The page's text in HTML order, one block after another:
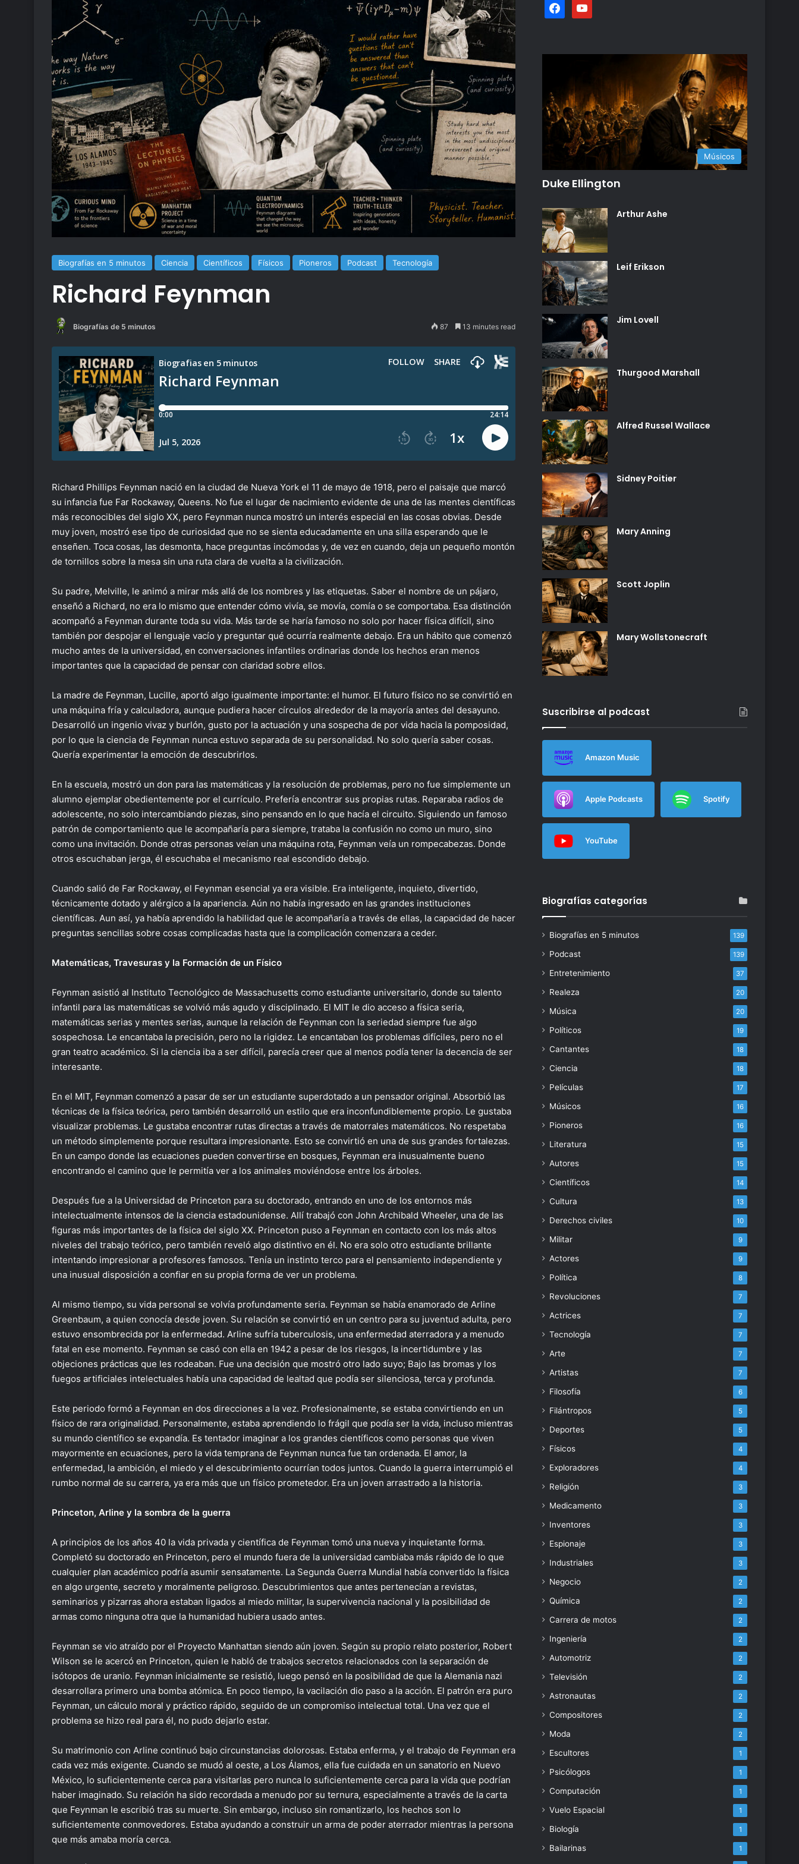
Biografías en 5 minutos Ciencia Científicos Físicos Pioneros Podcast Tecnología
Richard Feynman
Biografías de 5 minutos 87 13 minutes read
Richard Phillips Feynman nació en la ciudad de Nueva York el 11 de mayo de 1918, pero el paisaje que marcó
su infancia fue Far Rockaway, Queens. No fue el lugar de nacimiento evidente de una de las mentes científicas
más reconocibles del siglo XX, pero Feynman nunca mostró un interés especial en las cosas obvias. Desde
muy joven, mostró ese tipo de curiosidad que no se sienta educadamente en una silla esperando que le
enseñen. Toca cosas, las desmonta, hace preguntas incómodas y, de vez en cuando, deja un pequeño montón
de tornillos sobre la mesa sin una ruta clara de vuelta a la civilización.
Su padre, Melville, le animó a mirar más allá de los nombres y las etiquetas. Saber el nombre de un pájaro,
enseñó a Richard, no era lo mismo que entender cómo vivía, se movía, comía o se comportaba. Esa distinción
acompañó a Feynman durante toda su vida. Más tarde se haría famoso no solo por hacer física difícil, sino
también por despojar el lenguaje vacío y preguntar qué ocurría realmente debajo. Era un hábito que comenzó
mucho antes de la universidad, en conversaciones infantiles ordinarias donde los hechos eran menos
importantes que la capacidad de pensar con claridad sobre ellos.
La madre de Feynman, Lucille, aportó algo igualmente importante: el humor. El futuro físico no se convirtió en
una máquina fría y calculadora, aunque pudiera hacer círculos alrededor de la mayoría antes del desayuno.
Desarrolló un ingenio vivaz y burlón, gusto por la actuación y una sospecha de por vida hacia la pomposidad,
por lo que la ciencia de Feynman nunca estuvo separada de su personalidad. No solo quería saber cosas.
Quería experimentar la emoción de descubrirlos.
En la escuela, mostró un don para las matemáticas y la resolución de problemas, pero no fue simplemente un
alumno ejemplar obedientemente por el currículo. Prefería encontrar sus propias rutas. Reparaba radios de
adolescente, no solo intercambiando piezas, sino pensando en lo que hacía el circuito. Siguiendo un famoso
patrón de comportamiento que le acompañaría para siempre, trataba la confusión no como un muro, sino
como una invitación. Donde otras personas veían una máquina rota, Feynman veía un rompecabezas. Donde
otros escuchaban jerga, él escuchaba el mecanismo real escondido debajo.
Cuando salió de Far Rockaway, el Feynman esencial ya era visible. Era inteligente, inquieto, divertido,
técnicamente dotado y alérgico a la apariencia. Aún no había ingresado en las grandes instituciones
científicas. Aun así, ya había aprendido la habilidad que le acompañaría a través de ellas, la capacidad de hacer
preguntas sencillas sobre cosas complicadas hasta que la complicación comenzara a ceder.
Matemáticas, Travesuras y la Formación de un Físico
Feynman asistió al Instituto Tecnológico de Massachusetts como estudiante universitario, donde su talento
infantil para las matemáticas se volvió más agudo y disciplinado. El MIT le dio acceso a física seria,
matemáticas serias y mentes serias, aunque la relación de Feynman con la seriedad siempre fue algo
sospechosa. Le encantaba la precisión, pero no la rigidez. Le encantaban los problemas difíciles, pero no el
gran teatro académico. Si la ciencia iba a ser difícil, parecía creer que al menos podía tener la decencia de ser
interesante.
En el MIT, Feynman comenzó a pasar de ser un estudiante superdotado a un pensador original. Absorbió las
técnicas de la física teórica, pero también desarrolló un estilo que era inconfundiblemente propio. Le gustaba
visualizar problemas. Le gustaba encontrar rutas directas a través de matorrales matemáticos. No respetaba
un método simplemente porque resultara impresionante. Esto se convirtió en una de sus grandes fortalezas.
En un campo donde las ecuaciones pueden convertirse en bosques, Feynman era inusualmente bueno
encontrando el camino que le permitía ver a los animales moviéndose entre los árboles.
Después fue a la Universidad de Princeton para su doctorado, entrando en uno de los entornos más
intelectualmente intensos de la ciencia estadounidense. Allí trabajó con John Archibald Wheeler, una de las
figuras más importantes de la física del siglo XX. Princeton puso a Feynman en contacto con los más altos
niveles del trabajo teórico, pero también reveló algo distintivo en él. No era solo otro estudiante brillante
intentando impresionar a profesores famosos. Tenía un instinto terco para el pensamiento independiente y
una inusual disposición a confiar en su propia forma de ver un problema.
Al mismo tiempo, su vida personal se volvía profundamente seria. Feynman se había enamorado de Arline
Greenbaum, a quien conocía desde joven. Su relación se convirtió en un centro para su juventud adulta, pero
estuvo ensombrecida por la enfermedad. Arline sufría tuberculosis, una enfermedad aterradora y a menudo
fatal en ese momento. Feynman se casó con ella en 1942 a pesar de los riesgos, la incertidumbre y las
objeciones prácticas que les rodeaban. Fue una decisión que mostró otro lado suyo; Bajo las bromas y los
fuegos artificiales intelectuales había una capacidad de lealtad que podía ser silenciosa, terca y profunda.
Este periodo formó a Feynman en dos direcciones a la vez. Profesionalmente, se estaba convirtiendo en un
físico de rara originalidad. Personalmente, estaba aprendiendo lo frágil que podía ser la vida, incluso mientras
su mundo científico se expandía. Es tentador imaginar a los grandes científicos como personas que viven
mayormente en ecuaciones, pero la vida temprana de Feynman nunca fue tan ordenada. El amor, la
enfermedad, la ambición, el miedo y el descubrimiento ocurrían todos juntos. Cuando la guerra interrumpió el
rumbo normal de su carrera, ya era más que un físico prometedor. Era un joven arrastrado a la historia.
Princeton, Arline y la sombra de la guerra
A principios de los años 40 la vida privada y científica de Feynman tomó una nueva y inquietante forma.
Completó su doctorado en Princeton, pero el mundo fuera de la universidad cambiaba más rápido de lo que
cualquier plan académico podría asumir sensatamente. La Segunda Guerra Mundial había convertido la física
en algo urgente, secreto y moralmente peligroso. Descubrimientos que antes pertenecían a revistas,
seminarios y pizarras ahora estaban ligados al miedo militar, la supervivencia nacional y la posibilidad de
armas como ninguna otra que la humanidad hubiera usado antes.
Feynman se vio atraído por el Proyecto Manhattan siendo aún joven. Según su propio relato posterior, Robert
Wilson se le acercó en Princeton, quien le habló de trabajos secretos relacionados con la separación de
isótopos de uranio. Feynman inicialmente se resistió, luego pensó en la posibilidad de que la Alemania nazi
desarrollara primero una bomba atómica. En poco tiempo, la vacilación dio paso a la acción. El patrón era puro
Feynman, un cálculo moral y práctico rápido, seguido de un compromiso intelectual total. Una vez que el
problema se hizo real para él, no pudo dejarlo estar.
Su matrimonio con Arline continuó bajo circunstancias dolorosas. Estaba enferma, y el trabajo de Feynman era
cada vez más exigente. Cuando se mudó al oeste, a Los Álamos, ella fue cuidada en un sanatorio en Nuevo
México, lo suficientemente cerca para visitarlas pero nunca lo suficientemente cerca para la vida que podrían
haber imaginado. Su relación ha sido recordada a menudo por su ternura, especialmente a través de la carta
que Feynman le escribió tras su muerte. Sin embargo, incluso sin romantizarlo, los hechos son lo
suficientemente conmovedores. Estaba ayudando a construir un arma de poder aterrador mientras la persona
que más amaba moría cerca.
facebookyoutube
Músicos
Duke Ellington
Arthur Ashe
Leif Erikson
Jim Lovell
Thurgood Marshall
Alfred Russel Wallace
Sidney Poitier
Mary Anning
Scott Joplin
Mary Wollstonecraft
Suscribirse al podcast
Amazon Music
Apple Podcasts Spotify
YouTube
Biografías categorías
Biografías en 5 minutos 139
Podcast 139
Entretenimiento 37
Realeza 20
Música 20
Políticos 19
Cantantes 18
Ciencia 18
Películas 17
Músicos 16
Pioneros 16
Literatura 15
Autores 15
Científicos 14
Cultura 13
Derechos civiles 10
Militar 9
Actores 9
Política 8
Revoluciones 7
Actrices 7
Tecnología 7
Arte 7
Artistas 7
Filosofía 6
Filántropos 5
Deportes 5
Físicos 4
Exploradores 4
Religión 3
Medicamento 3
Inventores 3
Espionaje 3
Industriales 3
Negocio 2
Química 2
Carrera de motos 2
Ingeniería 2
Automotriz 2
Televisión 2
Astronautas 2
Compositores 2
Moda 2
Escultores 1
Psicólogos 1
Computación 1
Vuelo Espacial 1
Biología 1
Bailarinas 1